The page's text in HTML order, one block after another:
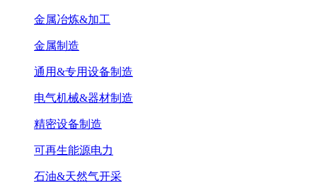
金属冶炼&加工
金属制造
通用&专用设备制造
电气机械&器材制造
精密设备制造
可再生能源电力
石油&天然气开采